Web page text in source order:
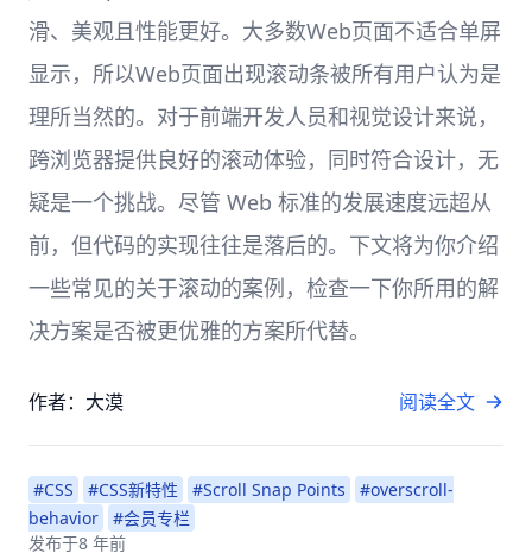
滑、美观且性能更好。大多数Web页面不适合单屏
显示，所以Web页面出现滚动条被所有用户认为是
理所当然的。对于前端开发人员和视觉设计来说，
跨浏览器提供良好的滚动体验，同时符合设计，无
疑是一个挑战。尽管 Web 标准的发展速度远超从
前，但代码的实现往往是落后的。下文将为你介绍
一些常见的关于滚动的案例，检查一下你所用的解
决方案是否被更优雅的方案所代替。
作者：大漠 阅读全文
#CSS #CSS新特性 #Scroll Snap Points
#overscroll-
behavior
#会员专栏
发布于8 年前